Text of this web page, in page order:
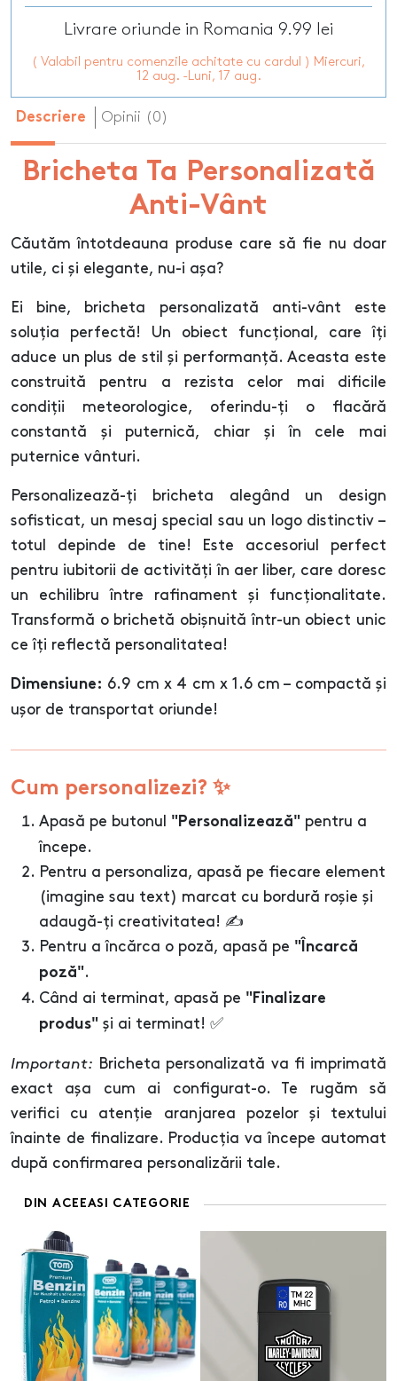
Livrare oriunde in Romania 9.99 lei
( Valabil pentru comenzile achitate cu cardul ) Miercuri,
12 aug. -Luni, 17 aug.
Descriere Opinii (0)
Bricheta Ta Personalizată
Anti-Vânt
Căutăm întotdeauna produse care să fie nu doar
utile, ci și elegante, nu-i așa?
Ei bine, bricheta personalizată anti-vânt este
soluția perfectă! Un obiect funcțional, care îți
aduce un plus de stil și performanță. Aceasta este
construită pentru a rezista celor mai dificile
condiții meteorologice, oferindu-ți o flacără
constantă și puternică, chiar și în cele mai
puternice vânturi.
Personalizează-ți bricheta alegând un design
sofisticat, un mesaj special sau un logo distinctiv –
totul depinde de tine! Este accesoriul perfect
pentru iubitorii de activități în aer liber, care doresc
un echilibru între rafinament și funcționalitate.
Transformă o brichetă obișnuită într-un obiect unic
ce îți reflectă personalitatea!
Dimensiune: 6.9 cm x 4 cm x 1.6 cm – compactă și
ușor de transportat oriunde!
Cum personalizezi? ✨
Apasă pe butonul "Personalizează" pentru a
începe.
Pentru a personaliza, apasă pe fiecare element
(imagine sau text) marcat cu bordură roșie și
adaugă-ți creativitatea! ✍️
Pentru a încărca o poză, apasă pe "Încarcă
poză".
Când ai terminat, apasă pe "Finalizare
produs" și ai terminat! ✅
Important: Bricheta personalizată va fi imprimată
exact așa cum ai configurat-o. Te rugăm să
verifici cu atenție aranjarea pozelor și textului
înainte de finalizare. Producția va începe automat
după confirmarea personalizării tale.
DIN ACEEASI CATEGORIE